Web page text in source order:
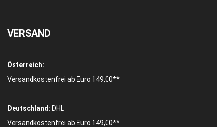
VERSAND
Österreich:
Versandkostenfrei ab Euro 149,00**
Deutschland: DHL
Versandkostenfrei ab Euro 149,00**